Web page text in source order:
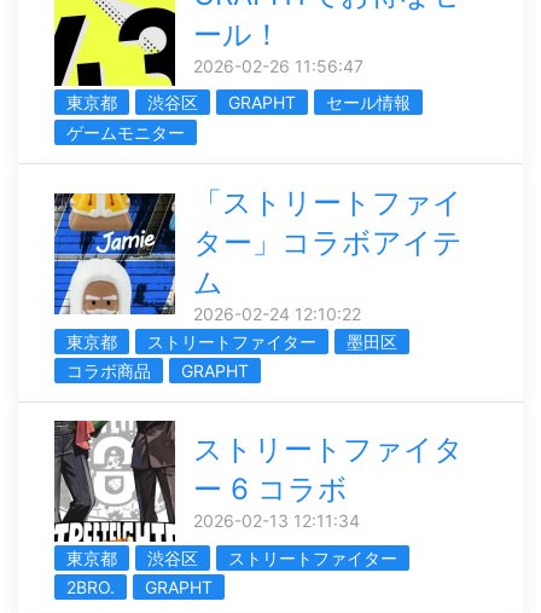
ール！
2026-02-26 11:56:47
東京都
渋谷区 GRAPHT
セール情報
ゲームモニター
「ストリートファイ
ター」コラボアイテ
ム
2026-02-24 12:10:22
東京都
ストリートファイター
墨田区
コラボ商品
GRAPHT
ストリートファイタ
ー 6 コラボ
2026-02-13 12:11:34
東京都
渋谷区
ストリートファイター
2BRO.
GRAPHT